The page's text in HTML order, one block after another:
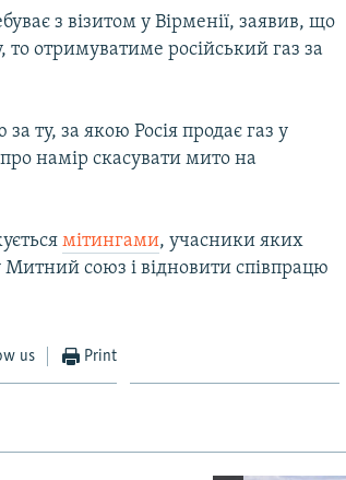
з візитом у Вірменії, заявив, що
отримуватиме російський газ за
ту, за якою Росія продає газ у
намір скасувати мито на
мітингами, учасники яких
Митний союз і відновити співпрацю
us Print